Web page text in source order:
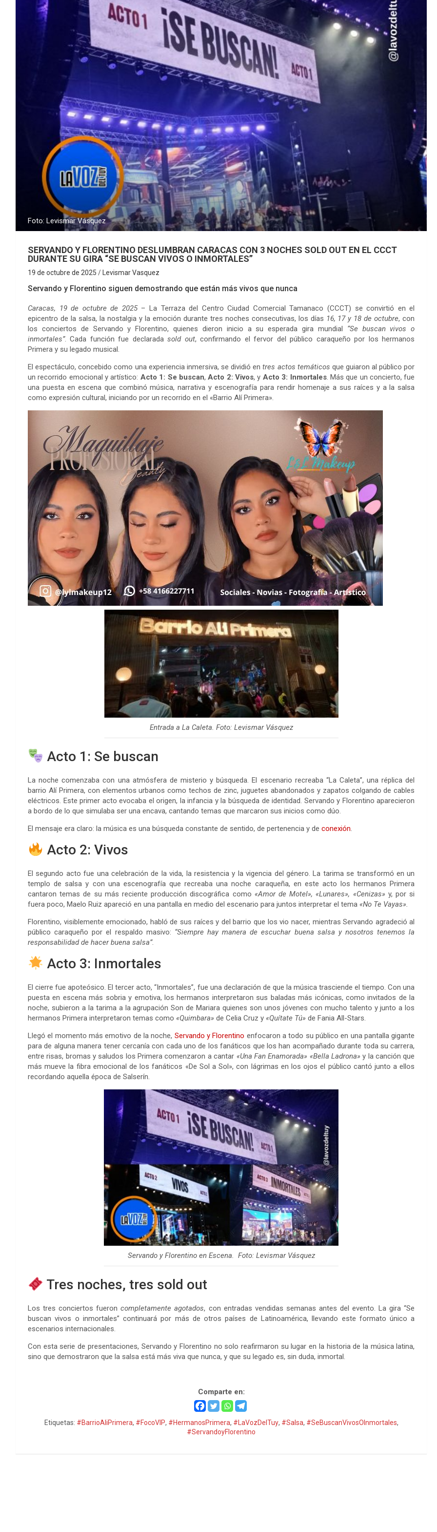
Foto: Levismar Vásquez
SERVANDO Y FLORENTINO DESLUMBRAN CARACAS CON 3 NOCHES SOLD OUT EN EL CCCT
DURANTE SU GIRA “SE BUSCAN VIVOS O INMORTALES”
19 de octubre de 2025 Levismar Vasquez
Servando y Florentino siguen demostrando que están más vivos que nunca
Caracas, 19 de octubre de 2025– La Terraza del Centro Ciudad Comercial Tamanaco (CCCT) se convirtió en el
epicentro de la salsa, la nostalgia y la emoción durante tres noches consecutivas, los días 16, 17 y 18 de octubre, con
los conciertos de Servando y Florentino, quienes dieron inicio a su esperada gira mundial “Se buscan vivos o
inmortales”. Cada función fue declaradasold out, confirmando el fervor del público caraqueño por los hermanos
Primera y su legado musical.
El espectáculo, concebido como una experiencia inmersiva, se dividió entres actos temáticos que guiaron al público por
un recorrido emocional y artístico: Acto 1: Se buscan,Acto 2: Vivos, y Acto 3: Inmortales. Más que un concierto, fue
una puesta en escena que combinó música, narrativa y escenografía para rendir homenaje a sus raíces y a la salsa
como expresión cultural, iniciando por un recorrido en el «Barrio Alí Primera».
Entrada a La Caleta. Foto: Levismar Vásquez
Acto 1: Se buscan
La noche comenzaba con una atmósfera de misterio y búsqueda. El escenario recreaba “La Caleta”, una réplica del
barrio Alí Primera, con elementos urbanos como techos de zinc, juguetes abandonados y zapatos colgando de cables
eléctricos. Este primer acto evocaba el origen, la infancia y la búsqueda de identidad. Servando y Florentino aparecieron
a bordo de lo que simulaba ser una encava, cantando temas que marcaron sus inicios como dúo.
El mensaje era claro: la música es una búsqueda constante de sentido, de pertenencia y de conexión.
Acto 2: Vivos
El segundo acto fue una celebración de la vida, la resistencia y la vigencia del género. La tarima se transformó en un
templo de salsa y con una escenografía que recreaba una noche caraqueña, en este acto los hermanos Primera
cantaron temas de su más reciente producción discográfica como «Amor de Motel», «Lunares», «Cenizas» y, por si
fuera poco, Maelo Ruiz apareció en una pantalla en medio del escenario para juntos interpretar el tema «No Te Vayas».
Florentino, visiblemente emocionado, habló de sus raíces y del barrio que los vio nacer, mientras Servando agradeció al
público caraqueño por el respaldo masivo: “Siempre hay manera de escuchar buena salsa y nosotros tenemos la
responsabilidad de hacer buena salsa”.
Acto 3: Inmortales
El cierre fue apoteósico. El tercer acto, “Inmortales”, fue una declaración de que la música trasciende el tiempo. Con una
puesta en escena más sobria y emotiva, los hermanos interpretaron sus baladas más icónicas, como invitados de la
noche, subieron a la tarima a la agrupación Son de Mariara quienes son unos jóvenes con mucho talento y junto a los
hermanos Primera interpretaron temas como «Quimbara» de Celia Cruz y «Quítate Tú» de Fania All-Stars.
Llegó el momento más emotivo de la noche, Servando y Florentino enfocaron a todo su público en una pantalla gigante
para de alguna manera tener cercanía con cada uno de los fanáticos que los han acompañado durante toda su carrera,
entre risas, bromas y saludos los Primera comenzaron a cantar «Una Fan Enamorada» «Bella Ladrona» y la canción que
más mueve la fibra emocional de los fanáticos «De Sol a Sol», con lágrimas en los ojos el público cantó junto a ellos
recordando aquella época de Salserín.
Servando y Florentino en Escena. Foto: Levismar Vásquez
Tres noches, tres sold out
Los tres conciertos fueroncompletamente agotados, con entradas vendidas semanas antes del evento. La gira “Se
buscan vivos o inmortales” continuará por más de otros países de Latinoamérica, llevando este formato único a
escenarios internacionales.
Con esta serie de presentaciones, Servando y Florentino no solo reafirmaron su lugar en la historia de la música latina,
sino que demostraron que la salsa está más viva que nunca, y que su legado es, sin duda, inmortal.
Comparte en:
Etiquetas: #BarrioAliPrimera, #FocoVIP, #HermanosPrimera, #LaVozDelTuy, #Salsa, #SeBuscanVivosOInmortales,
#ServandoyFlorentino